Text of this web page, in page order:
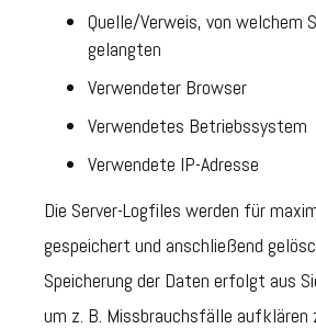
Quelle/Verweis, von welchem
gelangten
Verwendeter Browser
Verwendetes Betriebssystem
Verwendete IP-Adresse
Die Server-Logfiles werden für
gespeichert und anschließend
Speicherung der Daten erfolgt aus
um z. B. Missbrauchsfälle aufklären